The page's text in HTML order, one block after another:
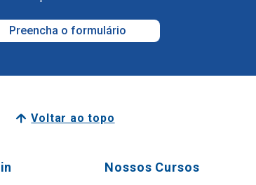
Preencha o formulário
Voltar ao topo
Nossos Cursos